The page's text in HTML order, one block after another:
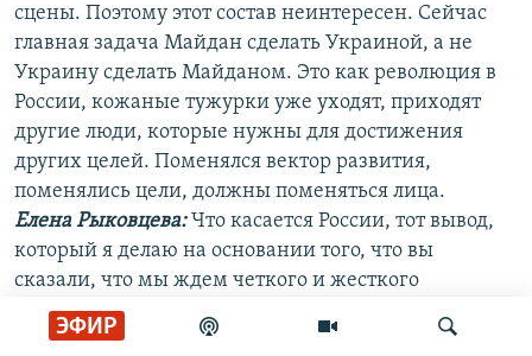
ЭФИР
сцены. Поэтому этот состав неинтересен. Сейчас
главная задача Майдан сделать Украиной, а не
Украину сделать Майданом. Это как революция в
России, кожаные тужурки уже уходят, приходят
другие люди, которые нужны для достижения
других целей. Поменялся вектор развития,
поменялись цели, должны поменяться лица.
Елена Рыковцева:Что касается России, тот вывод,
который я делаю на основании того, что вы
сказали, что мы ждем четкого и жесткого
заявления от Российской Федерации – единая
Украина и неделимая. И мы верим что такое